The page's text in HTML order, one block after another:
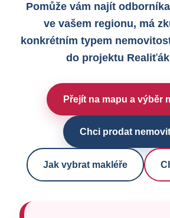
Pomůže vám najít
ve vašem regionu, má
konkrétním typem
do projektu
Přejít na mapu a výběr
Chci prodat
Jak vybrat makléře